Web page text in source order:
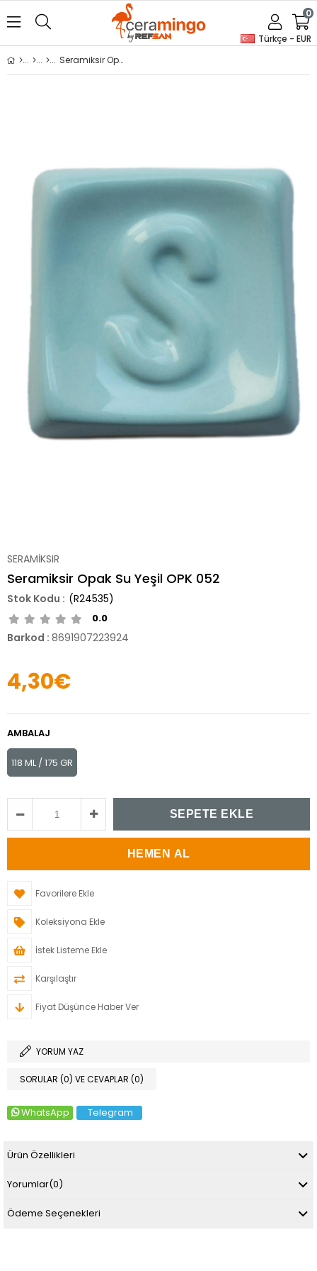
Türkçe - EUR
0
Seramiksir Opak Su Yeşil OPK 052
SERAMİKSIR
Seramiksir Opak Su Yeşil OPK 052
(R24535)
0.0
Barkod : 8691907223924
4,30€
AMBALAJ
118 ML / 175 GR
Favorilere Ekle
Koleksiyona Ekle
İstek Listeme Ekle
Karşılaştır
Fiyat Düşünce Haber Ver
YORUM YAZ
SORULAR (0) VE CEVAPLAR (0)
WhatsApp Telegram
Ürün Özellikleri
Yorumlar(0)
Ödeme Seçenekleri